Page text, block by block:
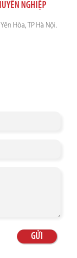
NGHIỆP
Hòa, TP Hà Nội.